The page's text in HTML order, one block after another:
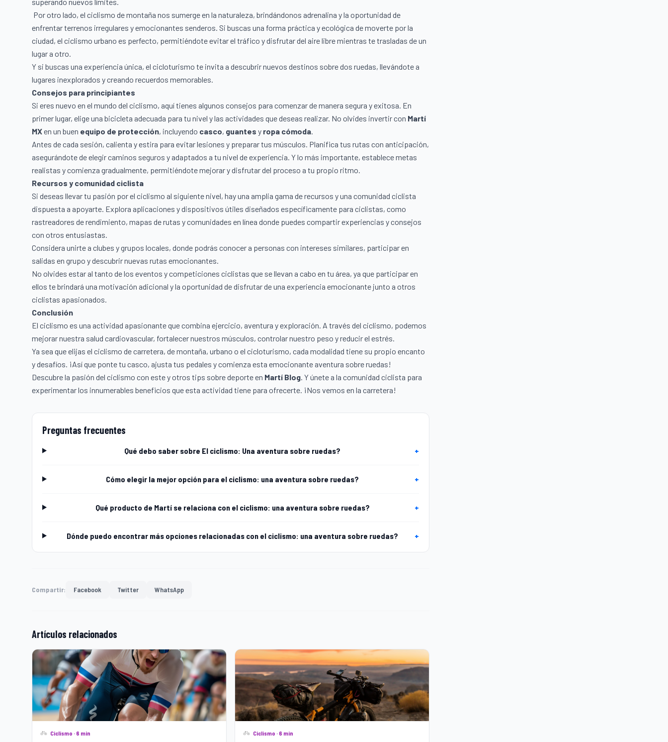
Por otro lado, el ciclismo de montaña nos sumerge en la naturaleza, brindándonos adrenalina y la oportunidad de
enfrentar terrenos irregulares y emocionantes senderos. Si buscas una forma práctica y ecológica de moverte por la
ciudad, el ciclismo urbano es perfecto, permitiéndote evitar el tráfico y disfrutar del aire libre mientras te trasladas de un
lugar a otro.
Y si buscas una experiencia única, el cicloturismo te invita a descubrir nuevos destinos sobre dos ruedas, llevándote a
lugares inexplorados y creando recuerdos memorables.
Consejos para principiantes
Si eres nuevo en el mundo del ciclismo, aquí tienes algunos consejos para comenzar de manera segura y exitosa. En
primer lugar, elige una bicicleta adecuada para tu nivel y las actividades que deseas realizar. No olvides invertir con Martí
MXen un buen equipo de protección, incluyendo casco, guantes y ropa cómoda
Antes de cada sesión, calienta y estira para evitar lesiones y preparar tus músculos. Planifica tus rutas con anticipación,
asegurándote de elegir caminos seguros y adaptados a tu nivel de experiencia. Y lo más importante, establece metas
realistas y comienza gradualmente, permitiéndote mejorar y disfrutar del proceso a tu propio ritmo.
Recursos y comunidad ciclista
Si deseas llevar tu pasión por el ciclismo al siguiente nivel, hay una amplia gama de recursos y una comunidad ciclista
dispuesta a apoyarte. Explora aplicaciones y dispositivos útiles diseñados específicamente para ciclistas, como
rastreadores de rendimiento, mapas de rutas y comunidades en línea donde puedes compartir experiencias y consejos
con otros entusiastas.
Considera unirte a clubes y grupos locales, donde podrás conocer a personas con intereses similares, participar en
salidas en grupo y descubrir nuevas rutas emocionantes.
No olvides estar al tanto de los eventos y competiciones ciclistas que se llevan a cabo en tu área, ya que participar en
ellos te brindará una motivación adicional y la oportunidad de disfrutar de una experiencia emocionante junto a otros
ciclistas apasionados.
Conclusión
El ciclismo es una actividad apasionante que combina ejercicio, aventura y exploración. A través del ciclismo, podemos
mejorar nuestra salud cardiovascular, fortalecer nuestros músculos, controlar nuestro peso y reducir el estrés.
Ya sea que elijas el ciclismo de carretera, de montaña, urbano o el cicloturismo, cada modalidad tiene su propio encanto
y desafíos. ¡Así que ponte tu casco, ajusta tus pedales y comienza esta emocionante aventura sobre ruedas!
Descubre la pasión del ciclismo con este y otros tips sobre deporte en Martí Blog . Y únete a la comunidad ciclista para
experimentar los innumerables beneficios que esta actividad tiene para ofrecerte. ¡Nos vemos en la carretera!
Preguntas frecuentes
Qué debo saber sobre El ciclismo: Una aventura sobre ruedas? +
Cómo elegir la mejor opción para el ciclismo: una aventura sobre ruedas? +
Qué producto de Martí se relaciona con el ciclismo: una aventura sobre ruedas? +
Dónde puedo encontrar más opciones relacionadas con el ciclismo: una aventura sobre ruedas? +
Compartir: Facebook Twitter WhatsApp
Artículos relacionados
Ciclismo · 6 min Ciclismo · 6 min